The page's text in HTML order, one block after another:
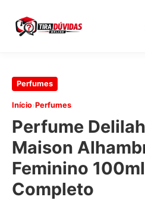
Pular
conteúdo
principal
Perfumes
Início›Perfumes
Perfume
Maison
Feminino
Completo